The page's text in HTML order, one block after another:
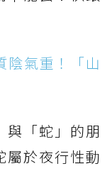
陰氣重！「山
與「蛇」的朋
屬於夜行性動